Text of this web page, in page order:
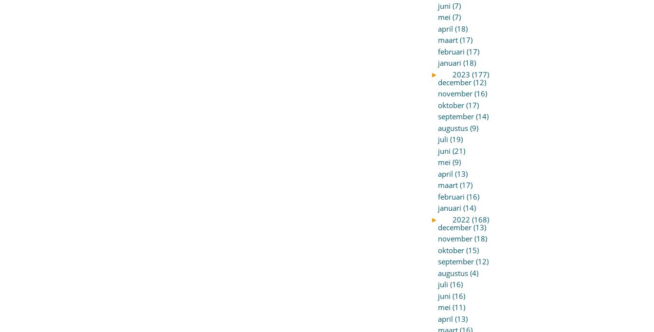
juni (7)
mei (7)
april (18)
maart (17)
februari (17)
januari (18)
►
2023 (177)
december (12)
november (16)
oktober (17)
september (14)
augustus (9)
juli (19)
juni (21)
mei (9)
april (13)
maart (17)
februari (16)
januari (14)
►
2022 (168)
december (13)
november (18)
oktober (15)
september (12)
augustus (4)
juli (16)
juni (16)
mei (11)
april (13)
maart (16)